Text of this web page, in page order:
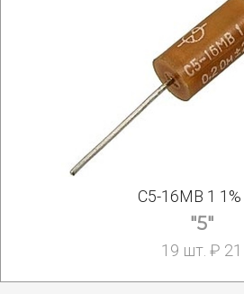
С5-16МВ 1 1%
"5"
19 шт. ₽ 21